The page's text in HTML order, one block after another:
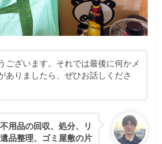
ございます。それでは最後に何かメ
ありましたら、ぜひお話しくださ
不用品の回収、処分、リ
品整理、ゴミ屋敷の片